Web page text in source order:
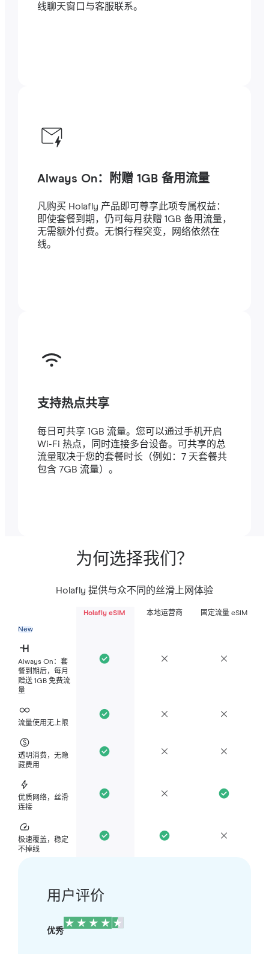
线聊天窗口与客服联系。
Always On：附赠 1GB 备用流量
凡购买 Holafly 产品即可尊享此项专属权益：
即使套餐到期，仍可每月获赠 1GB 备用流量，
无需额外付费。无惧行程突变，网络依然在
线。
支持热点共享
每日可共享 1GB 流量。您可以通过手机开启
Wi-Fi 热点，同时连接多台设备。可共享的总
流量取决于您的套餐时长（例如：7 天套餐共
包含 7GB 流量）。
为何选择我们？
Holafly 提供与众不同的丝滑上网体验
Holafly eSIM 本地运营商 固定流量 eSIM
New
Always On：套
餐到期后，每月
赠送 1GB 免费流
量
流量使用无上限
透明消费，无隐
藏费用
优质网络，丝滑
连接
极速覆盖，稳定
不掉线
用户评价
优秀